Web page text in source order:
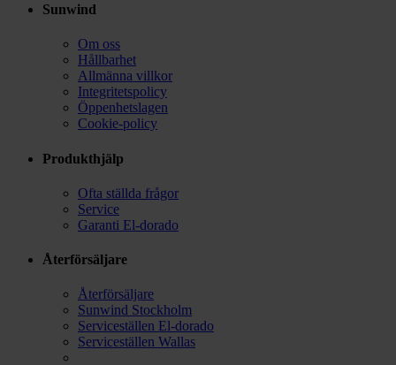
Sunwind
Om oss
Hållbarhet
Allmänna villkor
Integritetspolicy
Öppenhetslagen
Cookie-policy
Produkthjälp
Ofta ställda frågor
Service
Garanti El-dorado
Återförsäljare
Återförsäljare
Sunwind Stockholm
Serviceställen El-dorado
Serviceställen Wallas